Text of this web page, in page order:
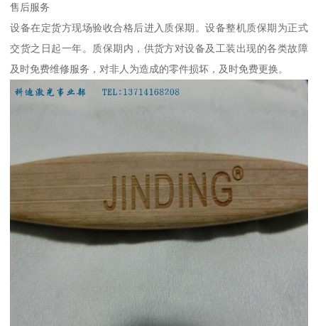
售后服务
设备在定货方现场验收合格后进入质保期。设备整机质保期为正式
交货之日起一年。质保期内，供货方对设备及工装出现的各类故障
及时免费维修服务，对非人为造成的零件损坏，及时免费更换。